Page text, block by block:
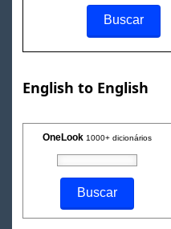
English to English
OneLook 1000+ dicionários